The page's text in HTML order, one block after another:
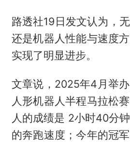
路透社19日发文认为，
还是机器人性能与速度
实现了明显进步。
文章说，2025年4月举
人形机器人半程马拉松
人的成绩是 2小时40分
的奔跑速度；今年的冠